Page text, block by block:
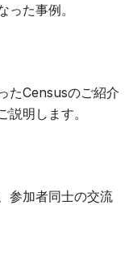
た事例。
たCensusのご紹介
明します。
参加者同士の交流